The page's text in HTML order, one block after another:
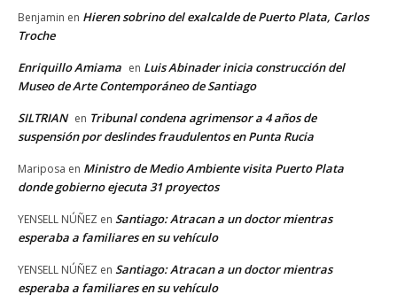
Benjamin en Hieren sobrino del exalcalde de Puerto Plata, Carlos
Troche
Enriquillo Amiama en Luis Abinader inicia construcción del
Museo de Arte Contemporáneo de Santiago
SILTRIAN en Tribunal condena agrimensor a 4 años de
suspensión por deslindes fraudulentos en Punta Rucia
Mariposa en Ministro de Medio Ambiente visita Puerto Plata
donde gobierno ejecuta 31 proyectos
YENSELL NÚÑEZ en Santiago: Atracan a un doctor mientras
esperaba a familiares en su vehículo
YENSELL NÚÑEZ en Santiago: Atracan a un doctor mientras
esperaba a familiares en su vehículo